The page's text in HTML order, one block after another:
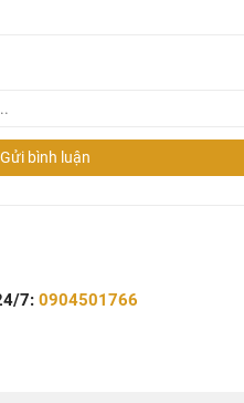
Gửi bình luận
7:0904501766